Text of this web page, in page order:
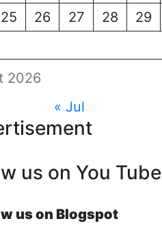
2026
25 26 27 28 29
« Jul
us on You Tube
us on Blogspot